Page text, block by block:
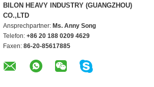
BILON HEAVY INDUSTRY (GUANGZHOU)
CO.,LTD
Ansprechpartner: Ms. Anny Song
Telefon: +86 20 188 0209 4629
Faxen: 86-20-85617885